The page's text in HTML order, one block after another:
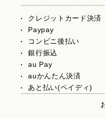
クレジットカード決済
Paypay
コンビニ後払い
銀行振込
au Pay
auかんたん決済
あと払い(ペイディ)